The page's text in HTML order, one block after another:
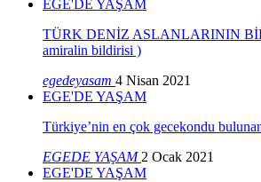
EGE'DE YAŞAM
TÜRK DENİZ ASLANLARININ
amiralin bildirisi )
egedeyasam 4 Nisan 2021
EGE'DE YAŞAM
Türkiye’nin en çok gecekondu
EGEDE YAŞAM 2 Ocak 2021
EGE'DE YAŞAM